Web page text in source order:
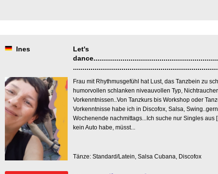
Ines
Let's
Frau mit Rhythmusgefühl hat Lust, das Tanzbein zu
humorvollen schlanken niveauvollen Typ,
Vorkenntnissen..Von Tanzkurs bis Workshop oder
Vorkenntnisse habe ich in Discofox, Salsa,
Wochenende nachmittags...Ich suche nur Singles aus
kein Auto habe, müsst...
Tänze: Standard/Latein, Salsa Cubana, Discofox